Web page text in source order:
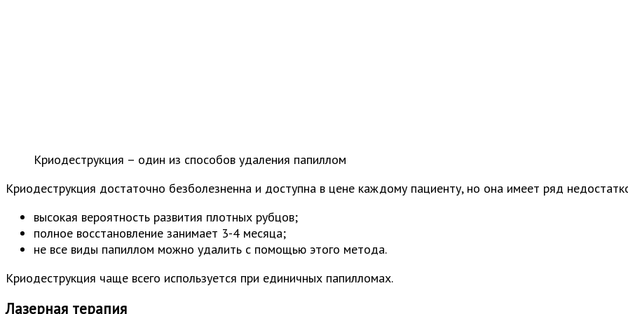
Криодеструкция – один из способов удаления папиллом
Криодеструкция достаточно безболезненна и доступна в цене каждому пациенту, но она имеет ряд
высокая вероятность развития плотных рубцов;
полное восстановление занимает 3-4 месяца;
не все виды папиллом можно удалить с помощью этого метода.
Криодеструкция чаще всего используется при единичных папилломах.
Лазерная терапия